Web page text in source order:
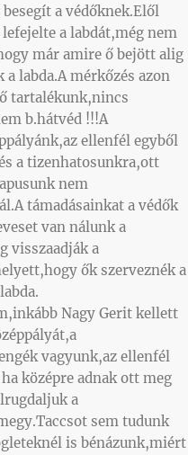
a védőknek.Elől
a labdát,még nem
már amire ő bejött alig
labda.A mérkőzés azon
tartalékunk,nincs
b.hátvéd !!!A
ellenfél egyből
a tizenhatosunkra,ott
nem
támadásainkat a védők
van nálunk a
visszaadják a
ők szerveznék a
Nagy Gerit kellett
vagyunk,az ellenfél
középre adnak ott meg
a
sem tudunk
is bénázunk,miért